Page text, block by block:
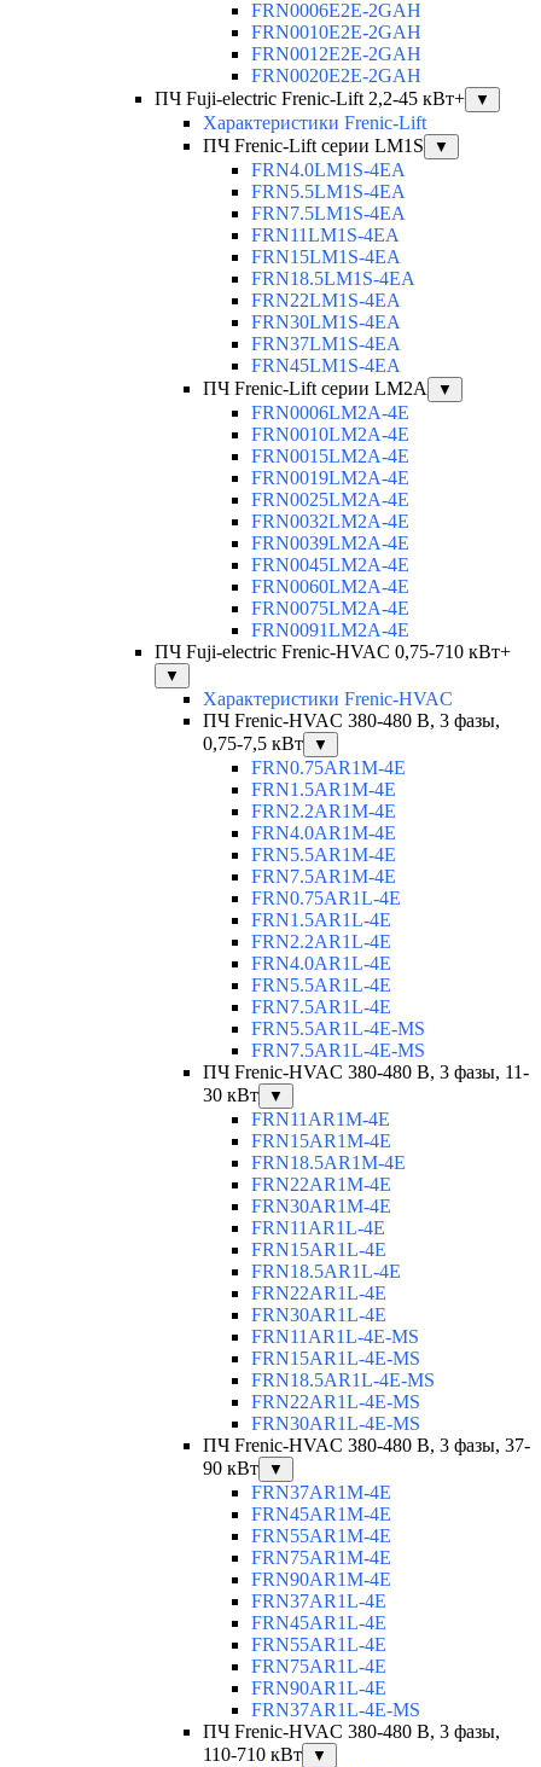
FRN0006E2E-2GAH
FRN0010E2E-2GAH
FRN0012E2E-2GAH
FRN0020E2E-2GAH
ПЧ Fuji-electric Frenic-Lift 2,2-45 кВт+
▼
Характеристики Frenic-Lift
ПЧ Frenic-Lift серии LM1S
▼
FRN4.0LM1S-4EA
FRN5.5LM1S-4EA
FRN7.5LM1S-4EA
FRN11LM1S-4EA
FRN15LM1S-4EA
FRN18.5LM1S-4EA
FRN22LM1S-4EA
FRN30LM1S-4EA
FRN37LM1S-4EA
FRN45LM1S-4EA
ПЧ Frenic-Lift серии LM2A
▼
FRN0006LM2A-4E
FRN0010LM2A-4E
FRN0015LM2A-4E
FRN0019LM2A-4E
FRN0025LM2A-4E
FRN0032LM2A-4E
FRN0039LM2A-4E
FRN0045LM2A-4E
FRN0060LM2A-4E
FRN0075LM2A-4E
FRN0091LM2A-4E
ПЧ Fuji-electric Frenic-HVAC 0,75-710 кВт+
▼
Характеристики Frenic-HVAC
ПЧ Frenic-HVAC 380-480 В, 3 фазы,
0,75-7,5 кВт
▼
FRN0.75AR1M-4E
FRN1.5AR1M-4E
FRN2.2AR1M-4E
FRN4.0AR1M-4E
FRN5.5AR1M-4E
FRN7.5AR1M-4E
FRN0.75AR1L-4E
FRN1.5AR1L-4E
FRN2.2AR1L-4E
FRN4.0AR1L-4E
FRN5.5AR1L-4E
FRN7.5AR1L-4E
FRN5.5AR1L-4E-MS
FRN7.5AR1L-4E-MS
ПЧ Frenic-HVAC 380-480 В, 3 фазы, 11-
30 кВт
▼
FRN11AR1M-4E
FRN15AR1M-4E
FRN18.5AR1M-4E
FRN22AR1M-4E
FRN30AR1M-4E
FRN11AR1L-4E
FRN15AR1L-4E
FRN18.5AR1L-4E
FRN22AR1L-4E
FRN30AR1L-4E
FRN11AR1L-4E-MS
FRN15AR1L-4E-MS
FRN18.5AR1L-4E-MS
FRN22AR1L-4E-MS
FRN30AR1L-4E-MS
ПЧ Frenic-HVAC 380-480 В, 3 фазы, 37-
90 кВт
▼
FRN37AR1M-4E
FRN45AR1M-4E
FRN55AR1M-4E
FRN75AR1M-4E
FRN90AR1M-4E
FRN37AR1L-4E
FRN45AR1L-4E
FRN55AR1L-4E
FRN75AR1L-4E
FRN90AR1L-4E
FRN37AR1L-4E-MS
ПЧ Frenic-HVAC 380-480 В, 3 фазы,
110-710 кВт
▼